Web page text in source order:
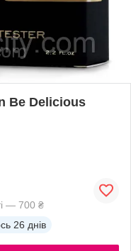
Be Delicious
— 700 ₴
26 днів